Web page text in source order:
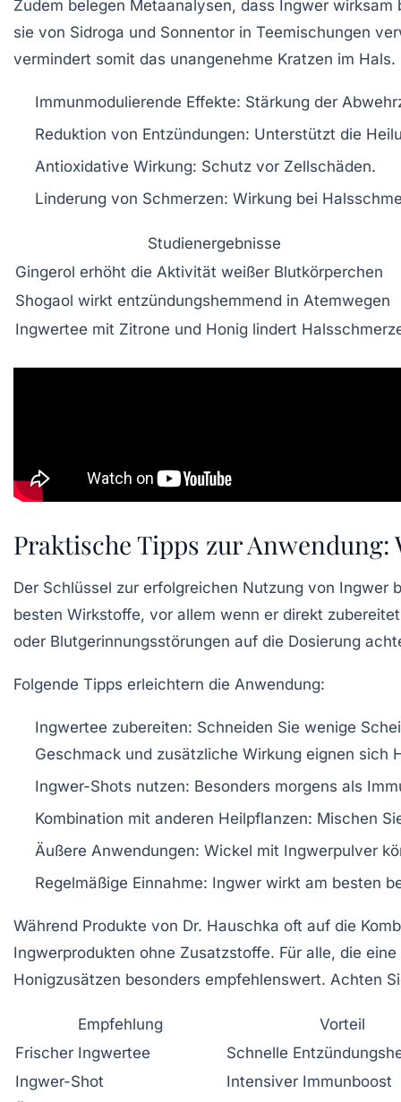
Zudem belegen Metaanalysen, dass Ingwer
sie von Sidroga und Sonnentor in Teemischungen
vermindert somit das unangenehme Kratzen im Hals.
Immunmodulierende Effekte: Stärkung der
Reduktion von Entzündungen: Unterstützt die
Antioxidative Wirkung: Schutz vor Zellschäden.
Linderung von Schmerzen: Wirkung bei
Studienergebnisse
Gingerol erhöht die Aktivität weißer Blutkörperchen
Shogaol wirkt entzündungshemmend in Atemwegen
Ingwertee mit Zitrone und Honig lindert
Praktische Tipps zur
Der Schlüssel zur erfolgreichen Nutzung von Ingwer
besten Wirkstoffe, vor allem wenn er direkt
oder Blutgerinnungsstörungen auf die Dosierung
Folgende Tipps erleichtern die Anwendung:
Ingwertee zubereiten: Schneiden Sie wenige
Geschmack und zusätzliche Wirkung eignen sich
Ingwer-Shots nutzen: Besonders morgens als
Kombination mit anderen Heilpflanzen: Mischen
Äußere Anwendungen: Wickel mit Ingwerpulver
Regelmäßige Einnahme: Ingwer wirkt am besten
Während Produkte von Dr. Hauschka oft auf die
Ingwerprodukten ohne Zusatzstoffe. Für alle, die
Honigzusätzen besonders empfehlenswert. Achten
Empfehlung
Vorteil
Frischer Ingwertee
Schnelle
Ingwer-Shot
Intensiver Immunboost